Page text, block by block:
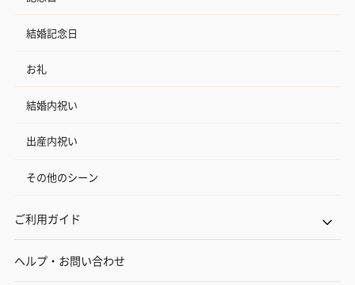
結婚記念日
お礼
結婚内祝い
出産内祝い
その他のシーン
ご利用ガイド
ヘルプ・お問い合わせ